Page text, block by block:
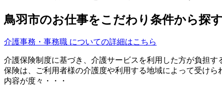
鳥羽市のお仕事をこだわり条件から探
介護事務・事務職 についての詳細はこちら
介護保険制度に基づき、介護サービスを利用した方が負担
保険は、ご利用者様の介護度や利用する地域によって受け
内容が度々・・・